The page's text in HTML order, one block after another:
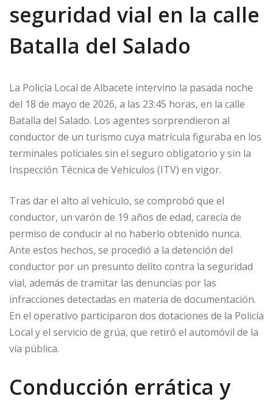
seguridad vial en la calle
Batalla del Salado
La Policía Local de Albacete intervino la pasada noche
del 18 de mayo de 2026, a las 23:45 horas, en la calle
Batalla del Salado. Los agentes sorprendieron al
conductor de un turismo cuya matrícula figuraba en los
terminales policiales sin el seguro obligatorio y sin la
Inspección Técnica de Vehículos (ITV) en vigor.
Tras dar el alto al vehículo, se comprobó que el
conductor, un varón de 19 años de edad, carecía de
permiso de conducir al no haberlo obtenido nunca.
Ante estos hechos, se procedió a la detención del
conductor por un presunto delito contra la seguridad
vial, además de tramitar las denuncias por las
infracciones detectadas en materia de documentación.
En el operativo participaron dos dotaciones de la Policía
Local y el servicio de grúa, que retiró el automóvil de la
vía pública.
Conducción errática y